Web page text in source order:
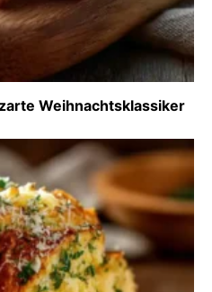
Weihnachtsklassiker